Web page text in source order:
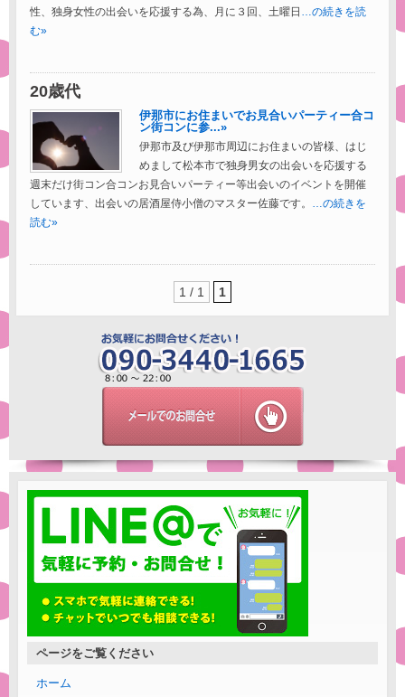
性、独身女性の出会いを応援する為、月に３回、土曜日 …の続きを読
む»
20歳代
伊那市にお住まいでお見合いパーティー合コ
ン街コンに参...»
伊那市及び伊那市周辺にお住まいの皆様、はじ
めまして松本市で独身男女の出会いを応援する
週末だけ街コン合コンお見合いパーティー等出会いのイベントを開催
しています、出会いの居酒屋侍小僧のマスター佐藤です。 …の続きを
読む»
1 / 1 1
ページをご覧ください
ホーム